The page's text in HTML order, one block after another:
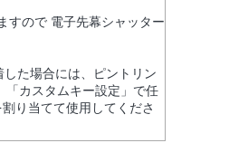
すので 電子先幕シャッター
た場合には、ピントリン
「カスタムキー設定」で任
り当てて使用してくださ